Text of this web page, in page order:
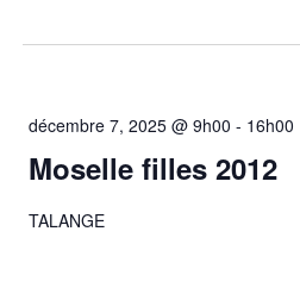
Moselle filles 2012
décembre 7, 2025 @ 9h00 - 16h00
TALANGE